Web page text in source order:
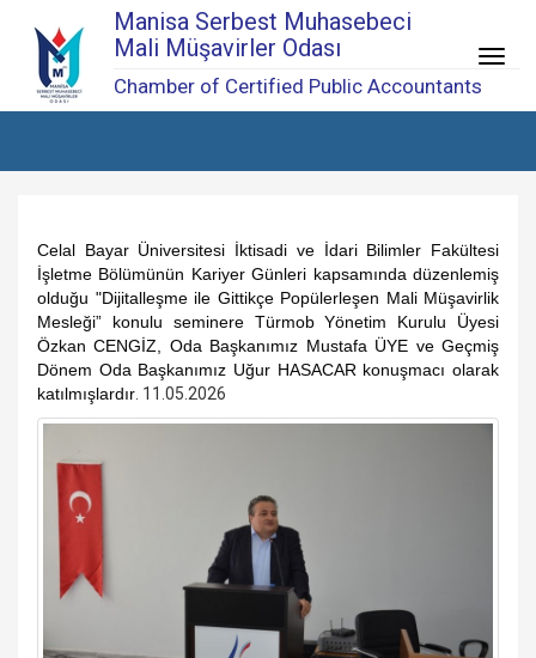
Menü
Manisa Serbest Muhasebeci
Mali Müşavirler Odası
Chamber of Certified Public Accountants
Celal Bayar Üniversitesi İktisadi ve İdari Bilimler Fakültesi
İşletme Bölümünün Kariyer Günleri kapsamında düzenlemiş
olduğu "Dijitalleşme ile Gittikçe Popülerleşen Mali Müşavirlik
Mesleği” konulu seminere Türmob Yönetim Kurulu Üyesi
Özkan CENGİZ, Oda Başkanımız Mustafa ÜYE ve Geçmiş
Dönem Oda Başkanımız Uğur HASACAR konuşmacı olarak
katılmışlardır . 11.05.2026